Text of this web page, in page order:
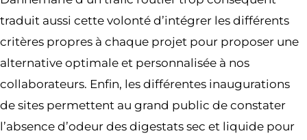
traduit aussi cette volonté d’intégrer les différents
critères propres à chaque projet pour proposer une
alternative optimale et personnalisée à nos
collaborateurs. Enfin, les différentes inaugurations
de sites permettent au grand public de constater
l’absence d’odeur des digestats sec et liquide pour